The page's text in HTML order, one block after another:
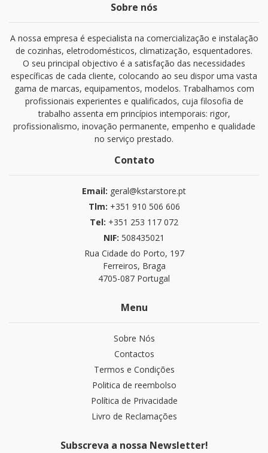
Sobre nós
A nossa empresa é especialista na comercialização e instalação
de cozinhas, eletrodomésticos, climatização, esquentadores.
O seu principal objectivo é a satisfação das necessidades
específicas de cada cliente, colocando ao seu dispor uma vasta
gama de marcas, equipamentos, modelos. Trabalhamos com
profissionais experientes e qualificados, cuja filosofia de
trabalho assenta em princípios intemporais: rigor,
profissionalismo, inovação permanente, empenho e qualidade
no serviço prestado.
Contato
Email: geral@kstarstore.pt
Tlm: +351 910 506 606
Tel: +351 253 117 072
NIF: 508435021
Rua Cidade do Porto, 197
Ferreiros, Braga
4705-087 Portugal
Menu
Sobre Nós
Contactos
Termos e Condições
Politica de reembolso
Política de Privacidade
Livro de Reclamações
Subscreva a nossa Newsletter!